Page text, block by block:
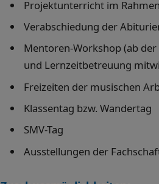
Projektunterricht im
Verabschiedung der
Mentoren-Workshop (ab
und Lernzeitbetreuung
Freizeiten der musischen
Klassentag bzw. Wandertag
SMV-Tag
Ausstellungen der